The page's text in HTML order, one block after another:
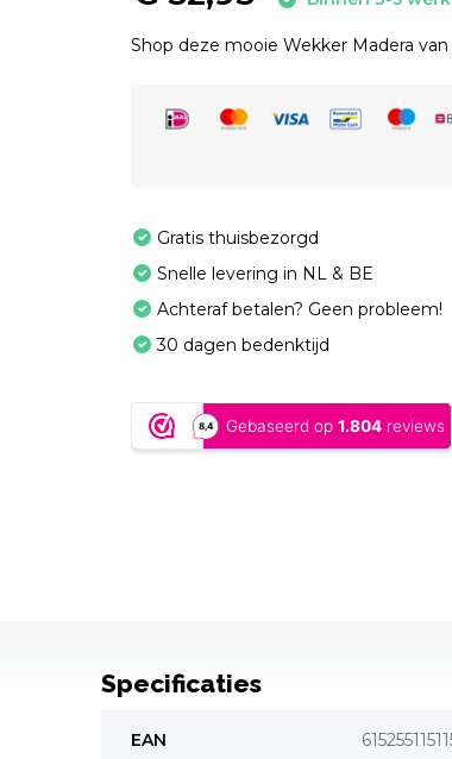
Shop deze mooie Wekker Madera
Gratis thuisbezorgd
Snelle levering in NL & BE
Achteraf betalen? Geen probleem!
30 dagen bedenktijd
Specificaties
EAN